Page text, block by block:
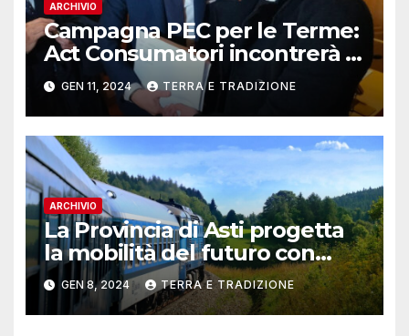
ARCHIVIO
Campagna PEC per le Terme:
Act Consumatori incontrerà il
Governatore Alberto Cirio
GEN 11, 2024 TERRA E TRADIZIONE
ARCHIVIO
La Provincia di Asti progetta
la mobilità del futuro con
“Hydrogen Valley”: on line il
questionario
GEN 8, 2024 TERRA E TRADIZIONE